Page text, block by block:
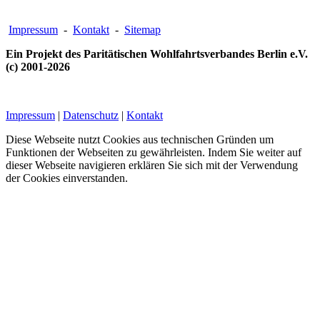
Impressum - Kontakt - Sitemap
Ein Projekt des Paritätischen Wohlfahrtsverbandes Berlin e.V.
(c) 2001-2026
Impressum | Datenschutz | Kontakt
Diese Webseite nutzt Cookies aus technischen Gründen um
Funktionen der Webseiten zu gewährleisten. Indem Sie weiter auf
dieser Webseite navigieren erklären Sie sich mit der Verwendung
der Cookies einverstanden.